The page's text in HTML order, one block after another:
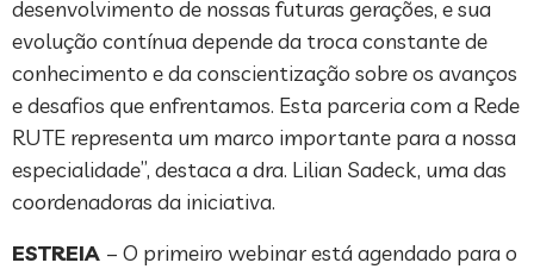
desenvolvimento de nossas futuras gerações, e sua
evolução contínua depende da troca constante de
conhecimento e da conscientização sobre os avanços
e desafios que enfrentamos. Esta parceria com a Rede
RUTE representa um marco importante para a nossa
especialidade”, destaca a dra. Lilian Sadeck, uma das
coordenadoras da iniciativa.
ESTREIA – O primeiro webinar está agendado para o